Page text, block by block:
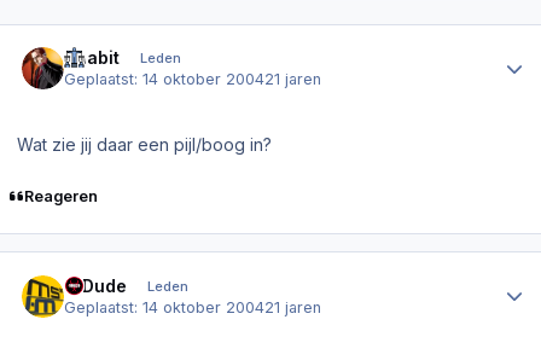
Thabit Leden
Geplaatst:14 oktober 200421 jaren
Wat zie jij daar een pijl/boog in?
Reageren
Q Dude Leden
Geplaatst:14 oktober 200421 jaren